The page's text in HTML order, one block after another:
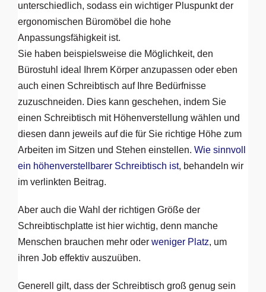
unterschiedlich, sodass ein wichtiger Pluspunkt der
ergonomischen Büromöbel die hohe
Anpassungsfähigkeit ist.
Sie haben beispielsweise die Möglichkeit, den
Bürostuhl ideal Ihrem Körper anzupassen oder eben
auch einen Schreibtisch auf Ihre Bedürfnisse
zuzuschneiden. Dies kann geschehen, indem Sie
einen Schreibtisch mit Höhenverstellung wählen und
diesen dann jeweils auf die für Sie richtige Höhe zum
Arbeiten im Sitzen und Stehen einstellen. Wie sinnvoll
ein höhenverstellbarer Schreibtisch ist, behandeln wir
im verlinkten Beitrag.
Aber auch die Wahl der richtigen Größe der
Schreibtischplatte ist hier wichtig, denn manche
Menschen brauchen mehr oder weniger Platz, um
ihren Job effektiv auszuüben.
Generell gilt, dass der Schreibtisch groß genug sein